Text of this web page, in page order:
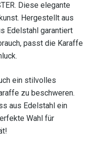
Diese elegante
Hergestellt aus
Edelstahl garantiert
passt die Karaffe
ein stilvolles
zu beschweren.
aus Edelstahl ein
Wahl für